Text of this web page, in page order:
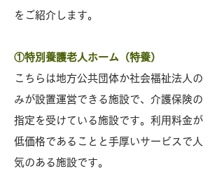
をご紹介します。
①特別養護老人ホーム（特養）
こちらは地方公共団体か社会福祉法人の
みが設置運営できる施設で、介護保険の
指定を受けている施設です。利用料金が
低価格であることと手厚いサービスで人
気のある施設です。